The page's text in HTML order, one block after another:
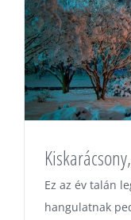
Ez az év talán
hangulatnak